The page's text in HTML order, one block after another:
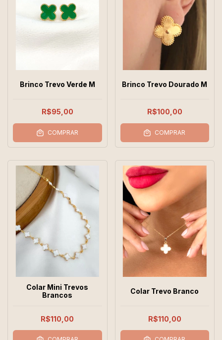
Brinco Trevo Verde M
R$95,00
COMPRAR
Brinco Trevo Dourado M
R$100,00
COMPRAR
Colar Mini Trevos
Brancos
R$110,00
Colar Trevo Branco
R$110,00